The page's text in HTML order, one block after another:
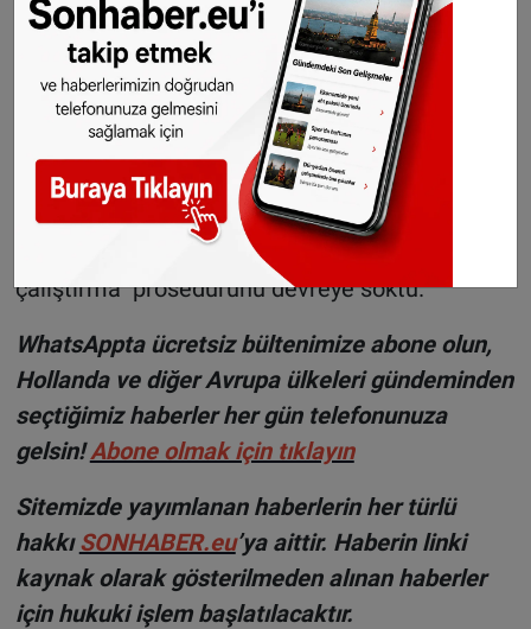
kuyruk beklememesi için bu araçlara özel yakıt
ikmali yapılıyor. Ülkede bidon veya varil ile
benzin satışı da yasaklandı.
Hükümet de krizin sağlık, tarım, gıda sektörü
hizmetlerini zora sokması nedeniyle, çözüm
olarak bazı rafinerilerde üretimin yapılmasını
sağlamak için belirli işçileri kapsayan "zoraki
çalıştırma" prosedürünü devreye soktu.
WhatsAppta ücretsiz bültenimize abone olun,
Hollanda ve diğer Avrupa ülkeleri gündeminden
seçtiğimiz haberler her gün telefonunuza
gelsin!Abone olmak için tıklayın
Sitemizde yayımlanan haberlerin her türlü
hakkıSONHABER.eu’ya aittir. Haberin linki
kaynak olarak gösterilmeden alınan haberler
için hukuki işlem başlatılacaktır.